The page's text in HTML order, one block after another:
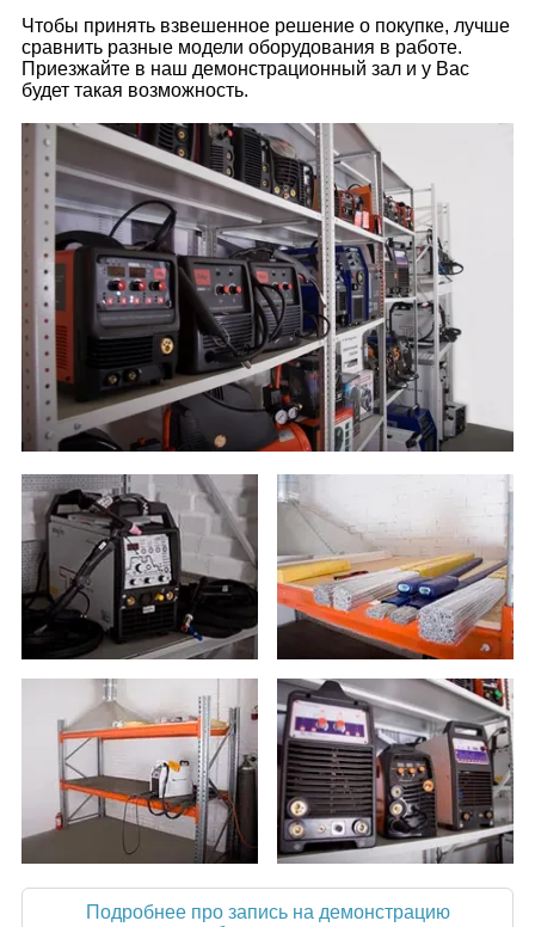
Чтобы принять взвешенное решение о покупке, лучше
сравнить разные модели оборудования в работе.
Приезжайте в наш демонстрационный зал и у Вас
будет такая возможность.
Подробнее про запись на демонстрацию